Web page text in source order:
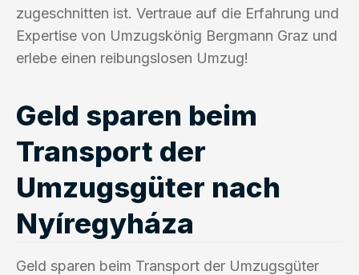
zugeschnitten ist. Vertraue auf die Erfahrung und
Expertise von Umzugskönig Bergmann Graz und
erlebe einen reibungslosen Umzug!
Geld sparen beim
Transport der
Umzugsgüter nach
Nyíregyháza
Geld sparen beim Transport der Umzugsgüter